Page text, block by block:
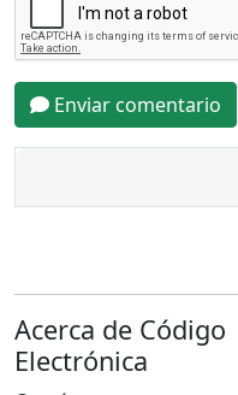
Enviar comentario
Acerca de Código
Electrónica